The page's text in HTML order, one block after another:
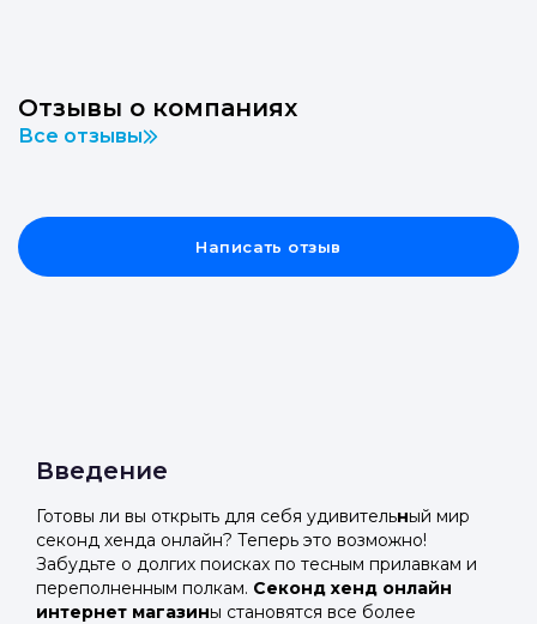
Отзывы о компаниях
Все отзывы
Написать отзыв
Введение
Готовы ли вы открыть для себя удивительный мир
секонд хенда онлайн? Теперь это возможно!
Забудьте о долгих поисках по тесным прилавкам и
переполненным полкам. Секонд хенд онлайн
интернет магазины становятся все более